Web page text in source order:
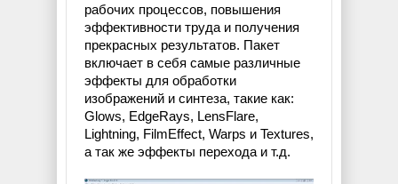
рабочих процессов, повышения
эффективности труда и получения
прекрасных результатов. Пакет
включает в себя самые различные
эффекты для обработки
изображений и синтеза, такие как:
Glows, EdgeRays, LensFlare,
Lightning, FilmEffect, Warps и Textures,
а так же эффекты перехода и т.д.